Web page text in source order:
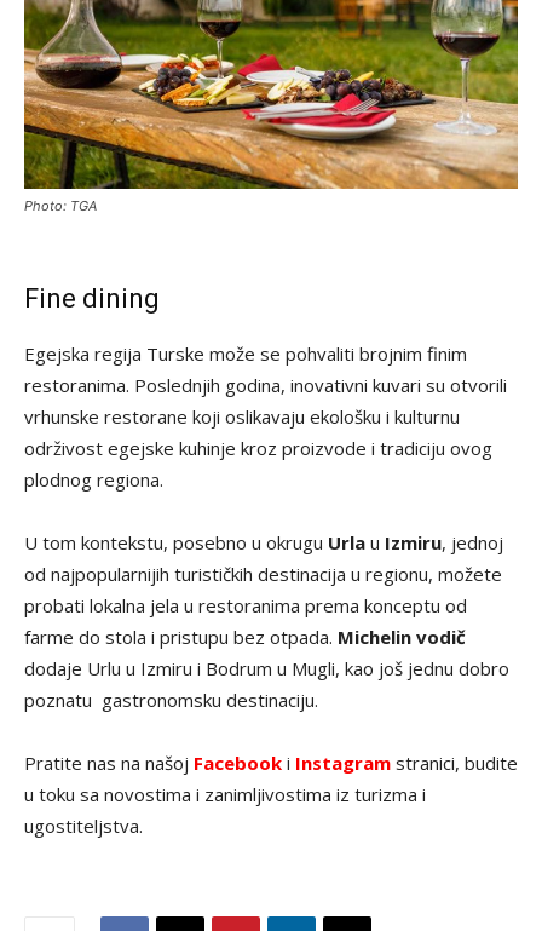
Photo: TGA
Fine dining
Egejska regija Turske može se pohvaliti brojnim finim
restoranima. Poslednjih godina, inovativni kuvari su otvorili
vrhunske restorane koji oslikavaju ekološku i kulturnu
održivost egejske kuhinje kroz proizvode i tradiciju ovog
plodnog regiona.
U tom kontekstu, posebno u okrugu Urla u Izmiru, jednoj
od najpopularnijih turističkih destinacija u regionu, možete
probati lokalna jela u restoranima prema konceptu od
farme do stola i pristupu bez otpada. Michelin vodič
dodaje Urlu u Izmiru i Bodrum u Mugli, kao još jednu dobro
poznatu gastronomsku destinaciju.
Pratite nas na našoj Facebook i Instagram stranici, budite
u toku sa novostima i zanimljivostima iz turizma i
ugostiteljstva.